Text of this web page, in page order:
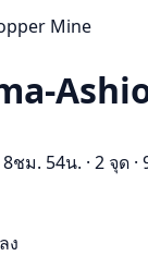
Mine
8ชม. 54น. · 2 จุด ·
ง